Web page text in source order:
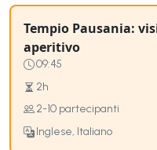
Tempio Pausania:
aperitivo
09:45
2h
2-10 partecipanti
Inglese, Italiano